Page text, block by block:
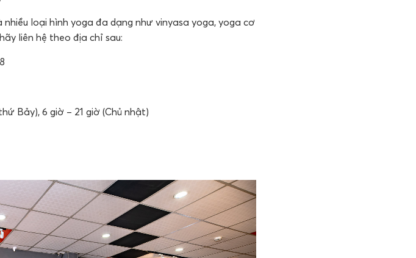
loại hình yoga đa dạng như vinyasa yoga, yoga cơ
liên hệ theo địa chỉ sau:
Bảy), 6 giờ – 21 giờ (Chủ nhật)